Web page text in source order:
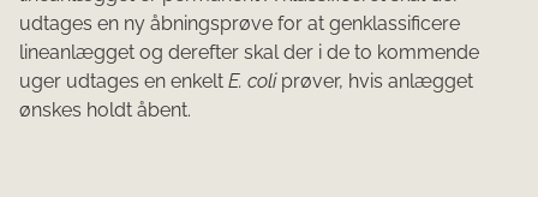
udtages en ny åbningsprøve for at genklassificere
lineanlægget og derefter skal der i de to kommende
uger udtages en enkelt E. coliprøver, hvis anlægget
ønskes holdt åbent.